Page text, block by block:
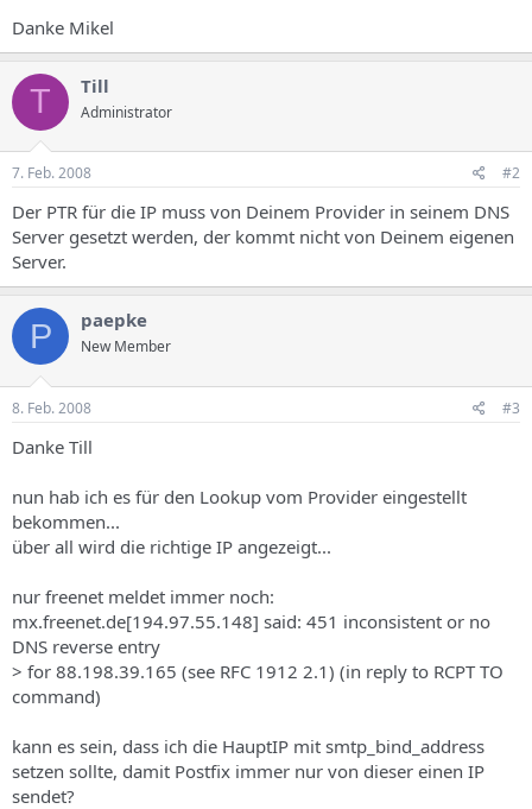
Danke Mikel
T Till
Administrator
7. Feb. 2008 #2
Der PTR für die IP muss von Deinem Provider in seinem DNS
Server gesetzt werden, der kommt nicht von Deinem eigenen
Server.
P paepke
New Member
8. Feb. 2008 #3
Danke Till
nun hab ich es für den Lookup vom Provider eingestellt
bekommen...
über all wird die richtige IP angezeigt...
nur freenet meldet immer noch:
mx.freenet.de[194.97.55.148] said: 451 inconsistent or no
DNS reverse entry
> for 88.198.39.165 (see RFC 1912 2.1) (in reply to RCPT TO
command)
kann es sein, dass ich die HauptIP mit smtp_bind_address
setzen sollte, damit Postfix immer nur von dieser einen IP
sendet?